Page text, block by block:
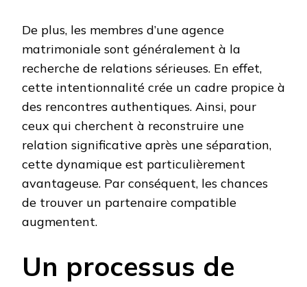
De plus, les membres d’une agence
matrimoniale sont généralement à la
recherche de relations sérieuses. En effet,
cette intentionnalité crée un cadre propice à
des rencontres authentiques. Ainsi, pour
ceux qui cherchent à reconstruire une
relation significative après une séparation,
cette dynamique est particulièrement
avantageuse. Par conséquent, les chances
de trouver un partenaire compatible
augmentent.
Un processus de